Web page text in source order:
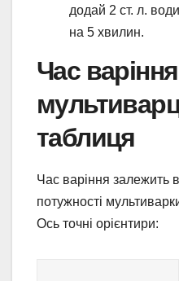
додай 2 ст. л.
на 5 хвилин.
Час
таблиця
Час варіння залежить
потужності
Ось точні орієнтири: